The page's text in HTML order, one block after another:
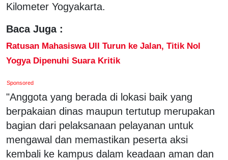
Kilometer Yogyakarta.
Baca Juga :
Ratusan Mahasiswa UII Turun ke Jalan, Titik Nol
Yogya Dipenuhi Suara Kritik
Sponsored
"Anggota yang berada di lokasi baik yang
berpakaian dinas maupun tertutup merupakan
bagian dari pelaksanaan pelayanan untuk
mengawal dan memastikan peserta aksi
kembali ke kampus dalam keadaan aman dan